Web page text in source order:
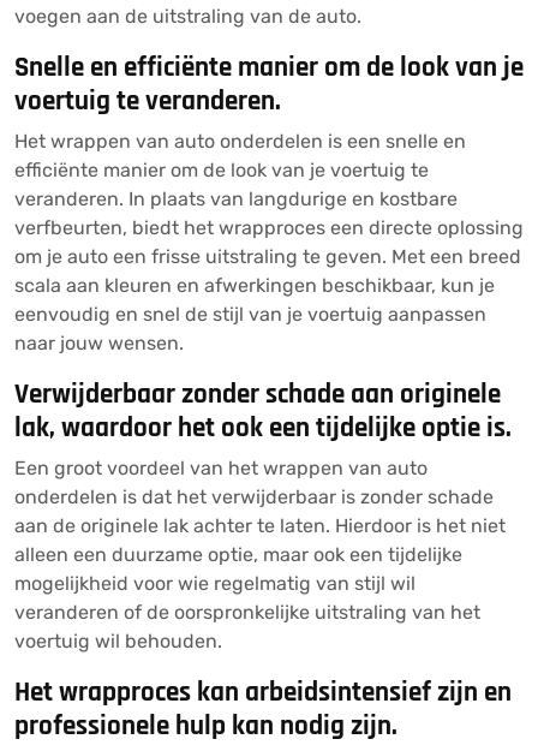
voegen aan de uitstraling van de auto.
Snelle en efficiënte manier om de look van je
voertuig te veranderen.
Het wrappen van auto onderdelen is een snelle en
efficiënte manier om de look van je voertuig te
veranderen. In plaats van langdurige en kostbare
verfbeurten, biedt het wrapproces een directe oplossing
om je auto een frisse uitstraling te geven. Met een breed
scala aan kleuren en afwerkingen beschikbaar, kun je
eenvoudig en snel de stijl van je voertuig aanpassen
naar jouw wensen.
Verwijderbaar zonder schade aan originele
lak, waardoor het ook een tijdelijke optie is.
Een groot voordeel van het wrappen van auto
onderdelen is dat het verwijderbaar is zonder schade
aan de originele lak achter te laten. Hierdoor is het niet
alleen een duurzame optie, maar ook een tijdelijke
mogelijkheid voor wie regelmatig van stijl wil
veranderen of de oorspronkelijke uitstraling van het
voertuig wil behouden.
Het wrapproces kan arbeidsintensief zijn en
professionele hulp kan nodig zijn.